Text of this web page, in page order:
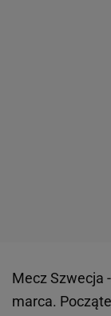
Mecz Szwecja
marca.